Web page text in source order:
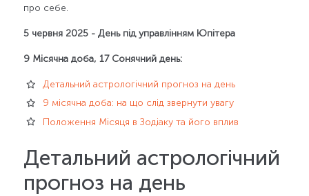
про себе.
5 червня 2025 - День під управлінням Юпітера
9 Місячна доба, 17 Сонячний день:
Детальний астрологічний прогноз на день
9 місячна доба: на що слід звернути увагу
Положення Місяця в Зодіаку та його вплив
Детальний астрологічний
прогноз на день